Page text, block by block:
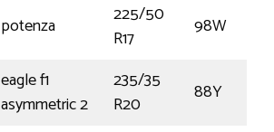
potenza
225/50
R17
98W
eagle f1
asymmetric 2
235/35
R20
88Y